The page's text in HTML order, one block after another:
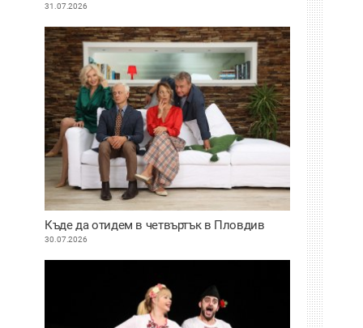
31.07.2026
Къде да отидем в четвъртък в Пловдив
30.07.2026